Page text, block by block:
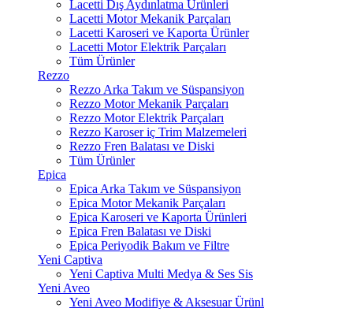
Lacetti Dış Aydınlatma Ürünleri
Lacetti Motor Mekanik Parçaları
Lacetti Karoseri ve Kaporta Ürünler
Lacetti Motor Elektrik Parçaları
Tüm Ürünler
Rezzo
Rezzo Arka Takım ve Süspansiyon
Rezzo Motor Mekanik Parçaları
Rezzo Motor Elektrik Parçaları
Rezzo Karoser iç Trim Malzemeleri
Rezzo Fren Balatası ve Diski
Tüm Ürünler
Epica
Epica Arka Takım ve Süspansiyon
Epica Motor Mekanik Parçaları
Epica Karoseri ve Kaporta Ürünleri
Epica Fren Balatası ve Diski
Epica Periyodik Bakım ve Filtre
Yeni Captiva
Yeni Captiva Multi Medya & Ses Sis
Yeni Aveo
Yeni Aveo Modifiye & Aksesuar Ürünl